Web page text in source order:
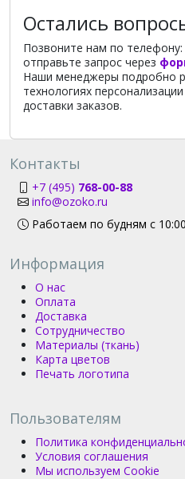
Остались
Позвоните нам по телефону:
отправьте запрос через
Наши менеджеры подробно
технологиях
доставки заказов.
Контакты
+7 (495) 768-00-88
info@ozoko.ru
Работаем по будням с
Информация
О нас
Оплата
Доставка
Сотрудничество
Материалы (ткань)
Карта цветов
Печать логотипа
Пользователям
Политика
Условия соглашения
Мы используем Cookie